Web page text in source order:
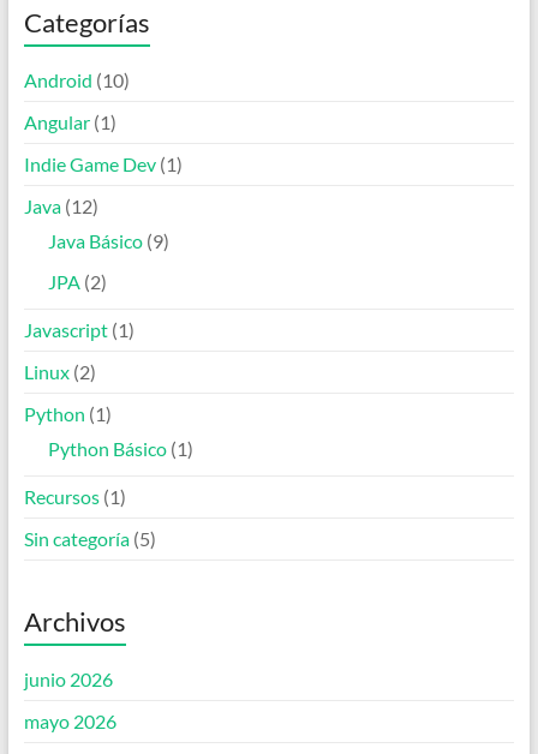
Categorías
Android (10)
Angular(1)
Indie Game Dev(1)
Java(12)
Java Básico(9)
JPA(2)
Javascript(1)
Linux(2)
Python (1)
Python Básico(1)
Recursos(1)
Sin categoría(5)
Archivos
junio 2026
mayo 2026